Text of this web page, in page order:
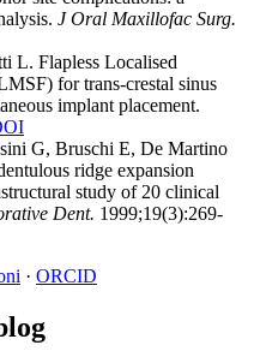
J Oral Maxillofac Surg.
L. Flapless Localised
for trans-crestal sinus
implant placement.
G, Bruschi E, De Martino
ridge expansion
study of 20 clinical
Dent. 1999;19(3):269-
· ORCID